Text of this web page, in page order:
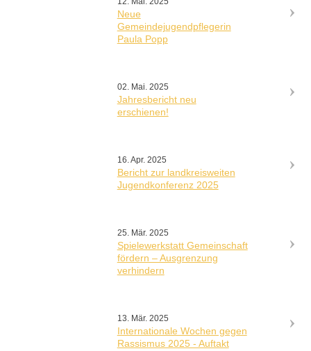
Neue
Gemeindejugendpflegerin
Paula Popp
02. Mai. 2025
Jahresbericht neu
erschienen!
16. Apr. 2025
Bericht zur landkreisweiten
Jugendkonferenz 2025
25. Mär. 2025
Spielewerkstatt Gemeinschaft
fördern – Ausgrenzung
verhindern
13. Mär. 2025
Internationale Wochen gegen
Rassismus 2025 - Auftakt